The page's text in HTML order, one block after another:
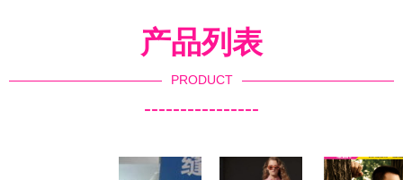
产品列表
PRODUCT
----------------